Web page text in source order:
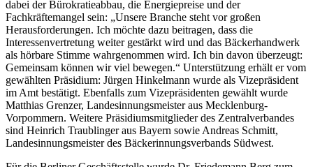
dabei der Bürokratieabbau, die Energiepreise und der
Fachkräftemangel sein: „Unsere Branche steht vor großen
Herausforderungen. Ich möchte dazu beitragen, dass die
Interessenvertretung weiter gestärkt wird und das Bäckerhandwerk
als hörbare Stimme wahrgenommen wird. Ich bin davon überzeugt:
Gemeinsam können wir viel bewegen.“ Unterstützung erhält er vom
gewählten Präsidium: Jürgen Hinkelmann wurde als Vizepräsident
im Amt bestätigt. Ebenfalls zum Vizepräsidenten gewählt wurde
Matthias Grenzer, Landesinnungsmeister aus Mecklenburg-
Vorpommern. Weitere Präsidiumsmitglieder des Zentralverbandes
sind Heinrich Traublinger aus Bayern sowie Andreas Schmitt,
Landesinnungsmeister des Bäckerinnungsverbands Südwest.